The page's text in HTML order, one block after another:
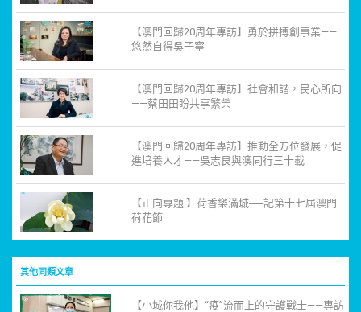
【澳門回歸20周年專訪】勇於拼搏創事業——
悠然自得吳子寧
【澳門回歸20周年專訪】社會和諧，民心所向
——蔡田田盼共享繁榮
【澳門回歸20周年專訪】推動全方位發展，促
進培養人才——吳志良與澳同行三十載
【正向專題 】荷香樂滿城──記第十七屆澳門
荷花節
其他同類文章
【小城你我他】“疫”流而上的守護戰士——專訪